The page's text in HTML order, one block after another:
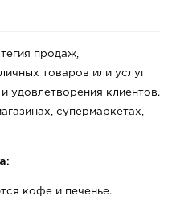
продаж,
товаров или услуг
удовлетворения клиентов.
супермаркетах,
кофе и печенье.